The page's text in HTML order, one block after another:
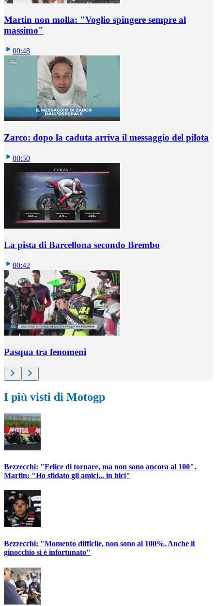
Martin non molla: "Voglio spingere sempre al
massimo"
00:48
Zarco: dopo la caduta arriva il messaggio del pilota
00:50
La pista di Barcellona secondo Brembo
00:42
Pasqua tra fenomeni
I più visti di Motogp
Bezzecchi: "Felice di tornare, ma non sono ancora al 100".
Martin: "Ho sfidato gli amici... in bici"
Bezzecchi: "Momento difficile, non sono al 100%. Anche il
ginocchio si è infortunato"